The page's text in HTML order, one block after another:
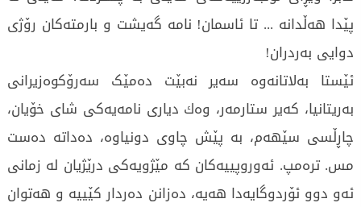
پێدا هه‌ڵدانه ...‌ تا ئاسمان! نامه‌ گه‌یشت و بارمته‌كان رۆژی
دوایی به‌ردران!
ئێستا به‌لاتانه‌وه‌ سه‌یر نه‌بێت ده‌مێک سه‌رۆكوه‌زیرانی
به‌ریتانیا، كەیر ستارمه‌ر، وه‌ك دیاری نامه‌یه‌كی شای خۆیان،
چاڕڵسی سێهەم، به‌ پێش چاوی دونیاوه‌، ده‌داته‌ ده‌ست
مس. ترەمپ. ئەوروپییه‌كان كه‌ مێژویه‌كی درێژیان له‌ زمانی
ئه‌و دوو ئۆردوگایه‌دا هه‌یه‌، ده‌زانن ده‌ردار كێییه‌ و هه‌توان